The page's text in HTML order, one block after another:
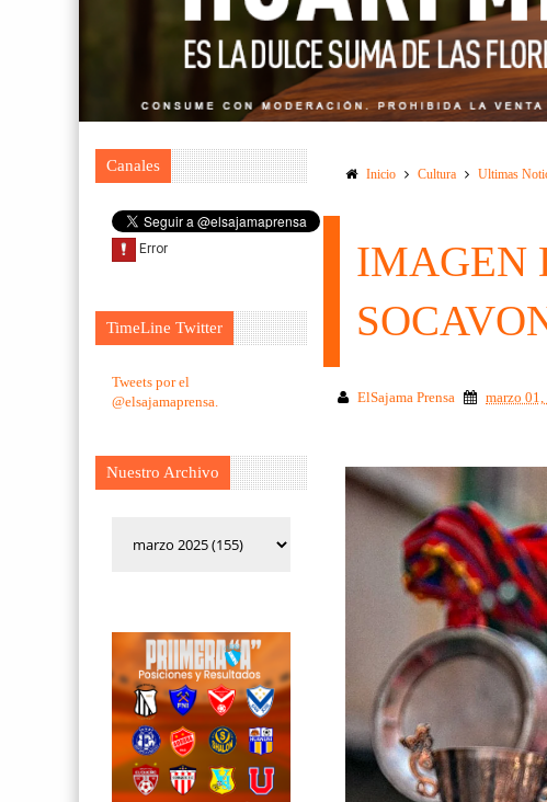
Canales
TimeLine Twitter
Tweets por el
@elsajamaprensa.
Nuestro Archivo
Inicio Cultura Ultimas
IMAGEN
ElSajama Prensa marzo 01,